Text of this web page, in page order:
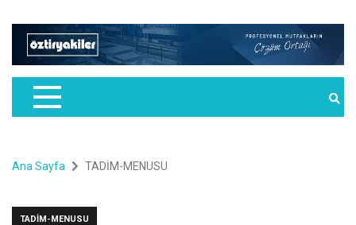
Ana Sayfa TADİM-MENUSU
TADİM-MENUSU